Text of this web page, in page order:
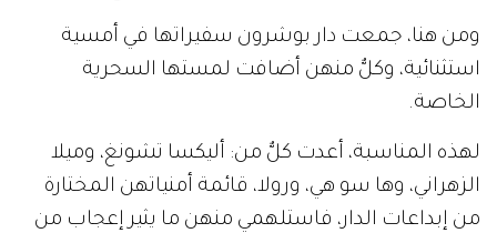
ومن هنا، جمعت دار بوشرون سفيراتها في أمسية
استثنائية، وكلٌّ منهن أضافت لمستها السحرية
الخاصة.
لهذه المناسبة، أعدت كلٌّ من: أليكسا تشونغ، وميلا
الزهراني، وها سو هي، ورولا، قائمة أمنياتهن المختارة
من إبداعات الدار، فاستلهمي منهن ما يثير إعجاب من